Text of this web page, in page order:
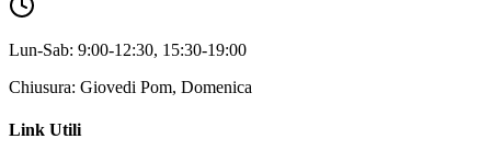
Lun-Sab: 9:00-12:30, 15:30-19:00
Chiusura: Giovedi Pom, Domenica
Link Utili